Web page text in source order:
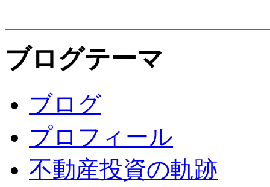
ブログテーマ
ブログ
プロフィール
不動産投資の軌跡